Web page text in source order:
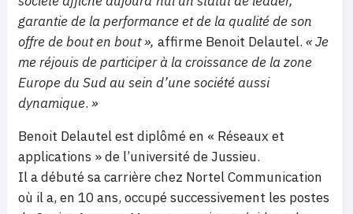
garantie de la performance et de la qualité de son
offre de bout en bout », affirme Benoit Delautel. « Je
me réjouis de participer à la croissance de la zone
Europe du Sud au sein d’une société aussi
dynamique. »
Benoit Delautel est diplômé en « Réseaux et
applications » de l’université de Jussieu.
Il a débuté sa carrière chez Nortel Communication
où il a, en 10 ans, occupé successivement les postes